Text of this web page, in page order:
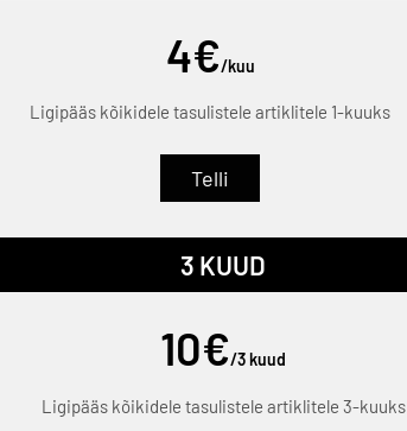
4€/kuu
Ligipääs kõikidele tasulistele artiklitele 1-kuuks
Telli
3 KUUD
10€/3 kuud
Ligipääs kõikidele tasulistele artiklitele 3-kuuks